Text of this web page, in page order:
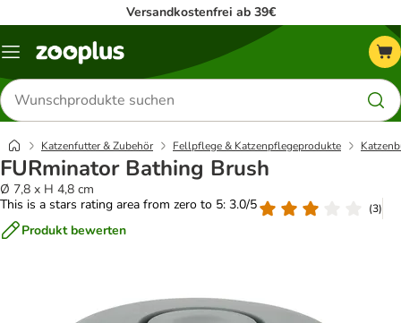
Versandkostenfrei ab 39€
Menü
Produkte
suchen
Katzenfutter & Zubehör Fellpflege & Katzenpflegeprodukte
FURminator Bathing Brush
Ø 7,8 x H 4,8 cm
This is a stars rating area from zero to 5: 3.0/5
(3)
Produkt bewerten